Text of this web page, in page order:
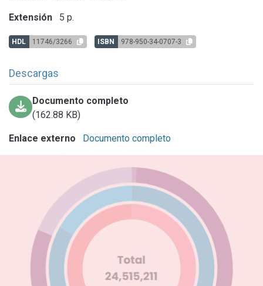
Extensión 5 p.
HDL 11746/3266 ISBN 978-950-34-0707-3
Descargas
Documento completo
(162.88 KB)
Enlace externo Documento completo